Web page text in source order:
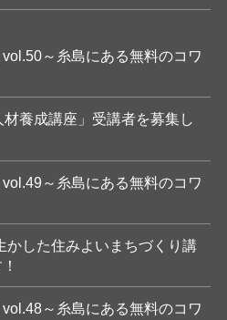
～糸島にある無料のコワ
材養成講座」受講者を募集し
～糸島にある無料のコワ
かした住みよいまちづくり講
～糸島にある無料のコワ